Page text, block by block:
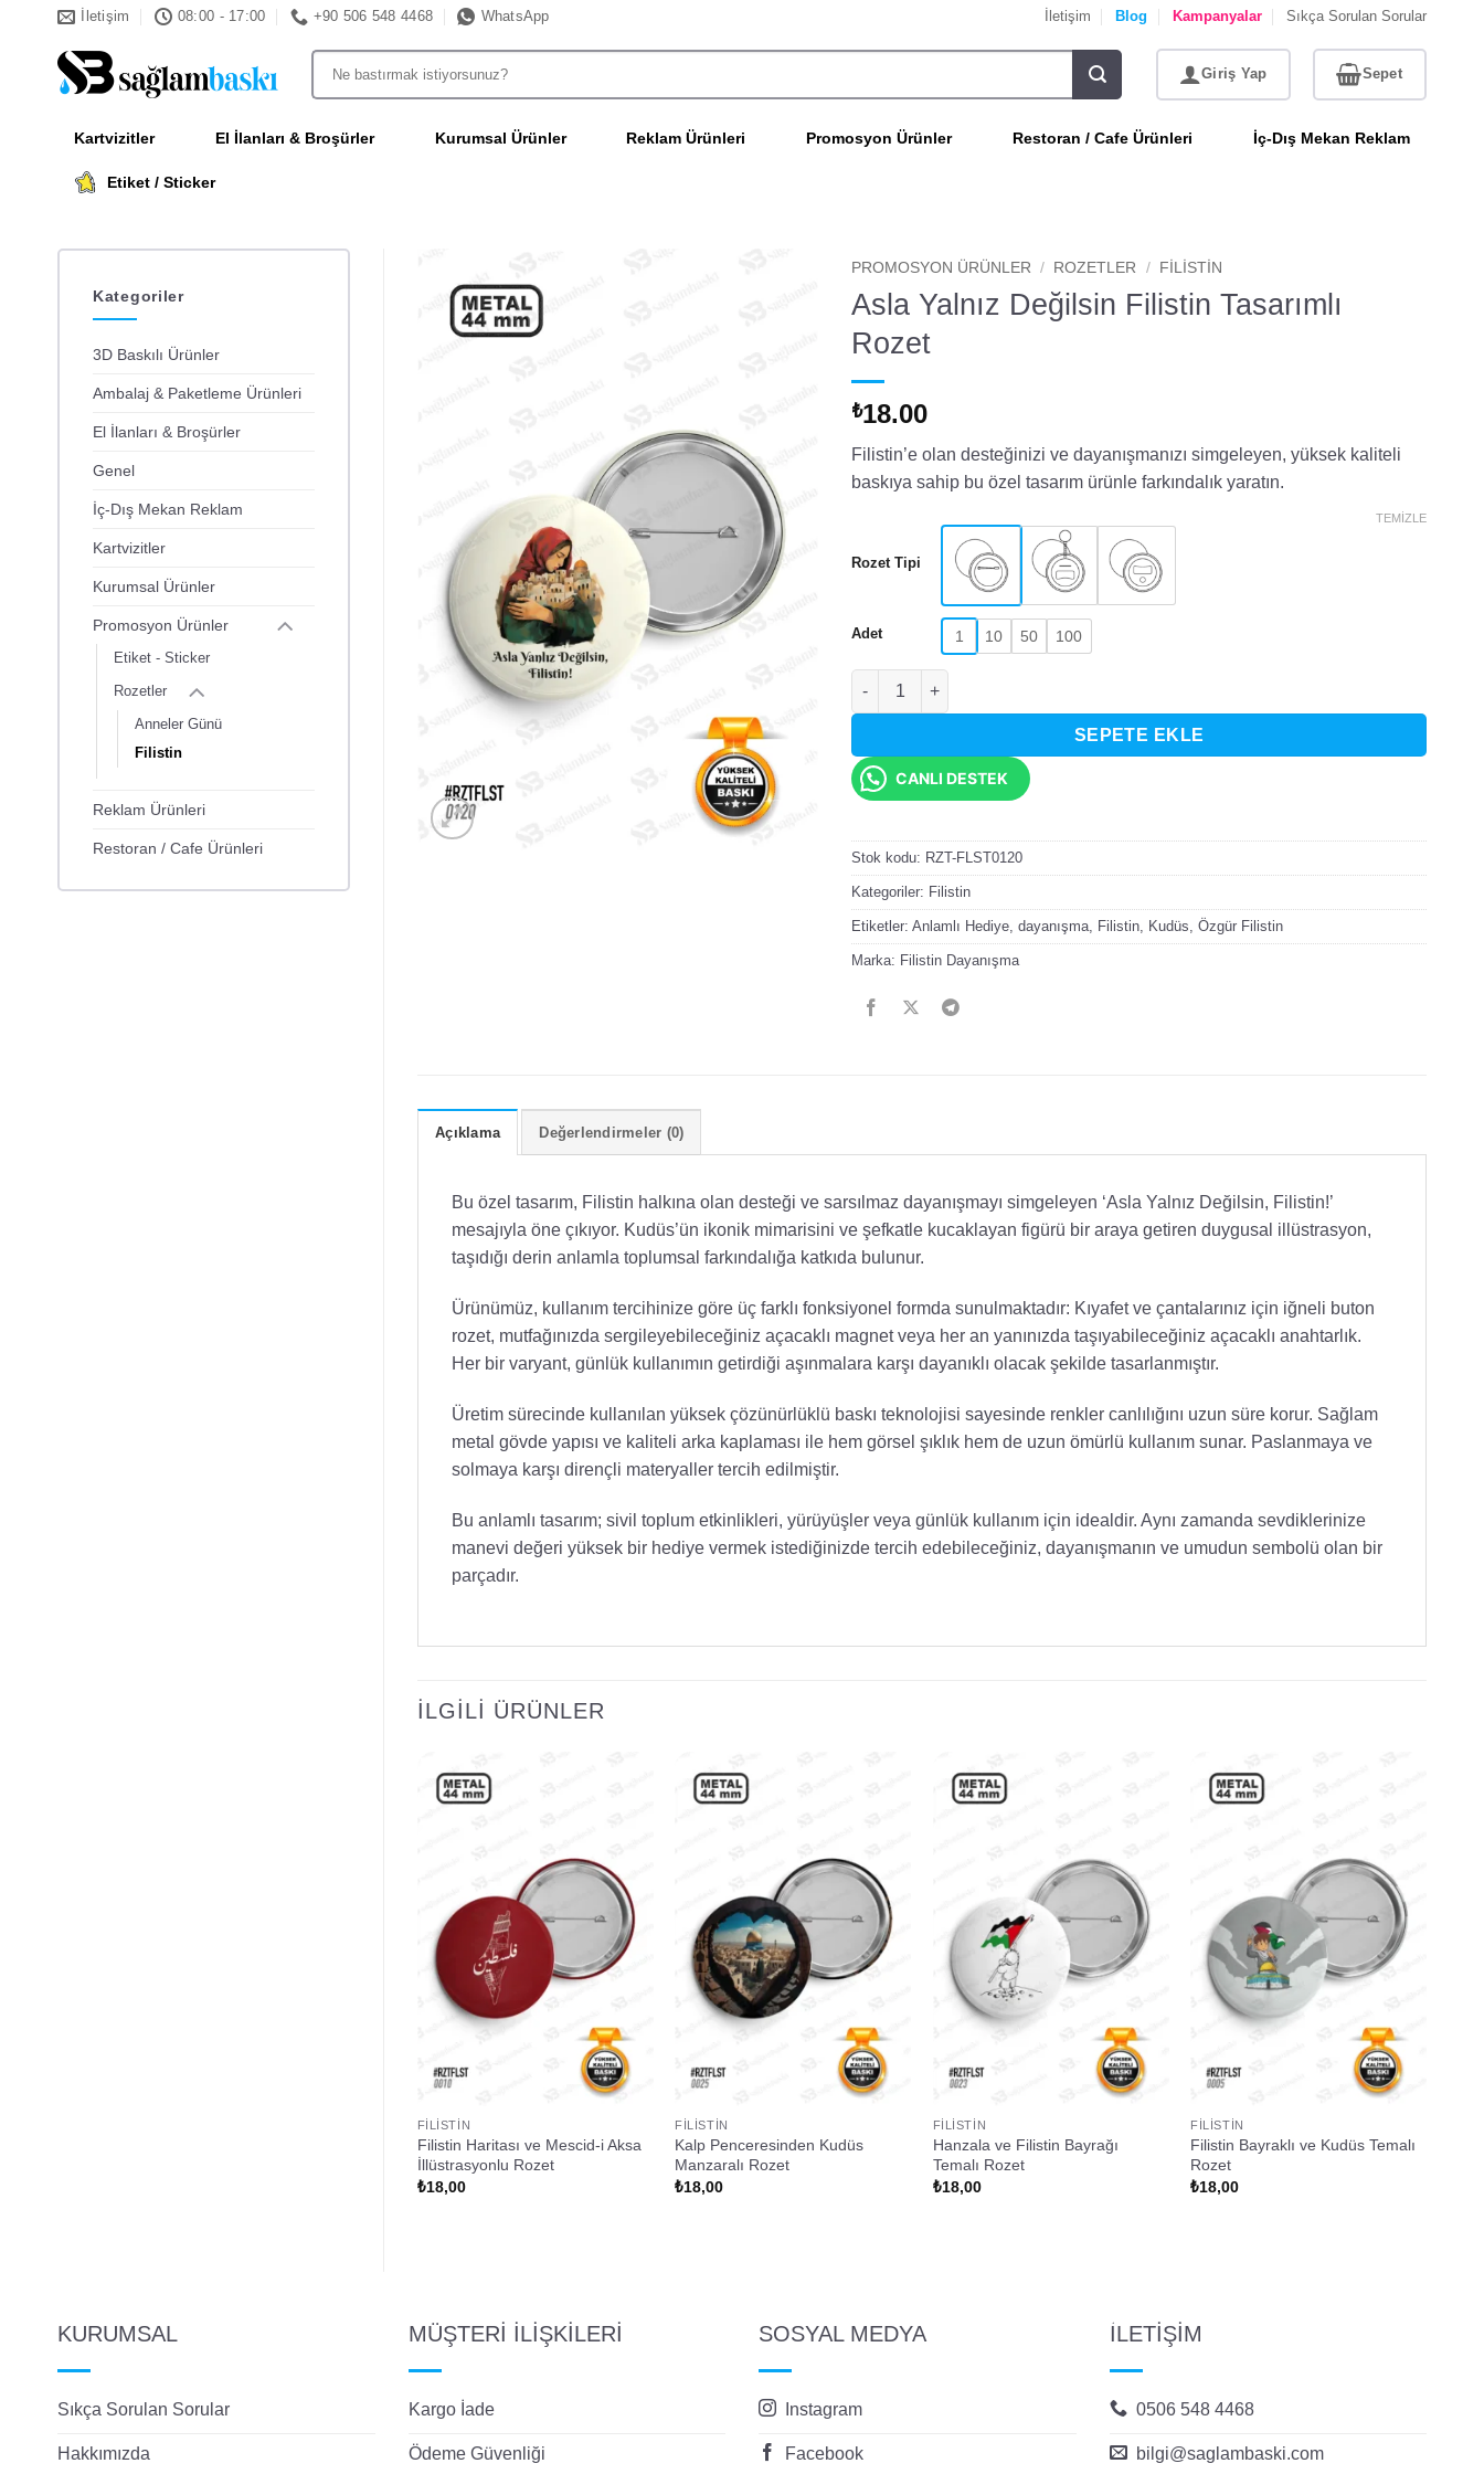
İletişim 08:00 - 17:00 +90 506 548 4468 WhatsApp İletişim Blog Kampanyalar Sıkça Sorulan Sorular
Ara:
Kartvizitler El İlanları & Broşürler Kurumsal Ürünler Reklam Ürünleri Promosyon Ürünler Restoran / Cafe Ürünleri İç-Dış Mekan Reklam
Etiket / Sticker
Kategoriler
3D Baskılı Ürünler
Ambalaj & Paketleme Ürünleri
El İlanları & Broşürler
Genel
İç-Dış Mekan Reklam
Kartvizitler
Kurumsal Ürünler
Promosyon Ürünler
Etiket - Sticker
Rozetler
Anneler Günü
Filistin
Reklam Ürünleri
Restoran / Cafe Ürünleri
PROMOSYON ÜRÜNLER / ROZETLER / FILISTIN
Asla Yalnız Değilsin Filistin Tasarımlı
Rozet
₺18.00
Filistin’e olan desteğinizi ve dayanışmanızı simgeleyen, yüksek kaliteli
baskıya sahip bu özel tasarım ürünle farkındalık yaratın.
Rozet Tipi
Adet 1 10 50 100
TEMIZLE
Asla Yalnız Değilsin Filistin Tasarımlı Rozet adet
SEPETE EKLE
CANLI DESTEK
Stok kodu: RZT-FLST0120
Kategoriler: Filistin
Etiketler:Anlamlı Hediye ,dayanışma Filistin Kudüs ,Özgür Filistin
Marka: Filistin Dayanışma
Açıklama Değerlendirmeler (0)
Bu özel tasarım, Filistin halkına olan desteği ve sarsılmaz dayanışmayı simgeleyen ‘Asla Yalnız Değilsin, Filistin!’
mesajıyla öne çıkıyor. Kudüs’ün ikonik mimarisini ve şefkatle kucaklayan figürü bir araya getiren duygusal illüstrasyon,
taşıdığı derin anlamla toplumsal farkındalığa katkıda bulunur.
Ürünümüz, kullanım tercihinize göre üç farklı fonksiyonel formda sunulmaktadır: Kıyafet ve çantalarınız için iğneli buton
rozet, mutfağınızda sergileyebileceğiniz açacaklı magnet veya her an yanınızda taşıyabileceğiniz açacaklı anahtarlık.
Her bir varyant, günlük kullanımın getirdiği aşınmalara karşı dayanıklı olacak şekilde tasarlanmıştır.
Üretim sürecinde kullanılan yüksek çözünürlüklü baskı teknolojisi sayesinde renkler canlılığını uzun süre korur. Sağlam
metal gövde yapısı ve kaliteli arka kaplaması ile hem görsel şıklık hem de uzun ömürlü kullanım sunar. Paslanmaya ve
solmaya karşı dirençli materyaller tercih edilmiştir.
Bu anlamlı tasarım; sivil toplum etkinlikleri, yürüyüşler veya günlük kullanım için idealdir. Aynı zamanda sevdiklerinize
manevi değeri yüksek bir hediye vermek istediğinizde tercih edebileceğiniz, dayanışmanın ve umudun sembolü olan bir
parçadır.
İLGILI ÜRÜNLER
FILISTIN
Filistin Haritası ve Mescid-i Aksa
İllüstrasyonlu Rozet
₺18,00
FILISTIN
Kalp Penceresinden Kudüs
Manzaralı Rozet
₺18,00
FILISTIN
Hanzala ve Filistin Bayrağı
Temalı Rozet
₺18,00
FILISTIN
Filistin Bayraklı ve Kudüs Temalı
Rozet
₺18,00
KURUMSAL
Sıkça Sorulan Sorular
Hakkımızda
MÜŞTERİ İLİŞKİLERİ
Kargo İade
Ödeme Güvenliği
SOSYAL MEDYA
Instagram
Facebook
İLETİŞİM
0506 548 4468
bilgi@saglambaski.com